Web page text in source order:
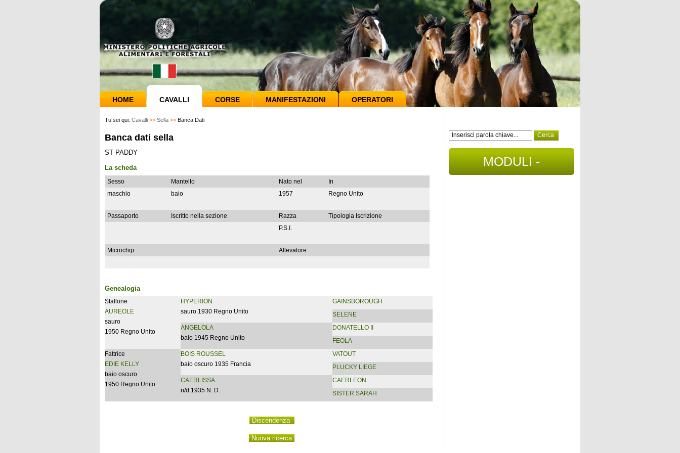
HOME CAVALLI CORSE MANIFESTAZIONI OPERATORI
Tu sei qui: Cavalli >> Sella >> Banca Dati
Banca dati sella
ST PADDY
La scheda
Sesso Mantello Nato nel
In
maschio
baio 1957 Regno Unito
Passaporto Iscritto nella sezione Razza
Tipologia Iscrizione
P.S.I.
Microchip Allevatore
Genealogia
Stallone
AUREOLE
sauro
1950 Regno Unito
HYPERION
sauro 1930 Regno Unito
ANGELOLA
baio 1945 Regno Unito
GAINSBOROUGH
SELENE
DONATELLO II
FEOLA
Fattrice
EDIE KELLY
baio oscuro
1950 Regno Unito
BOIS ROUSSEL
baio oscuro 1935 Francia
CAERLISSA
n/d 1935 N. D.
VATOUT
PLUCKY LIEGE
CAERLEON
SISTER SARAH
MODULI -